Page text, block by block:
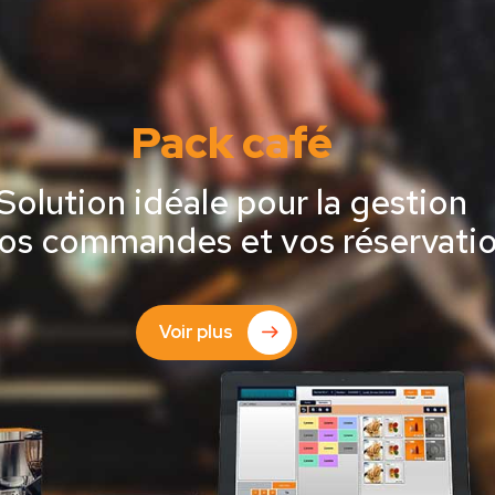
Pack café
idéale pour la gestion
commandes et vos
Voir plus